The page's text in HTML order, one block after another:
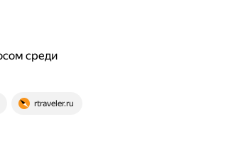
среди
rtraveler.ru